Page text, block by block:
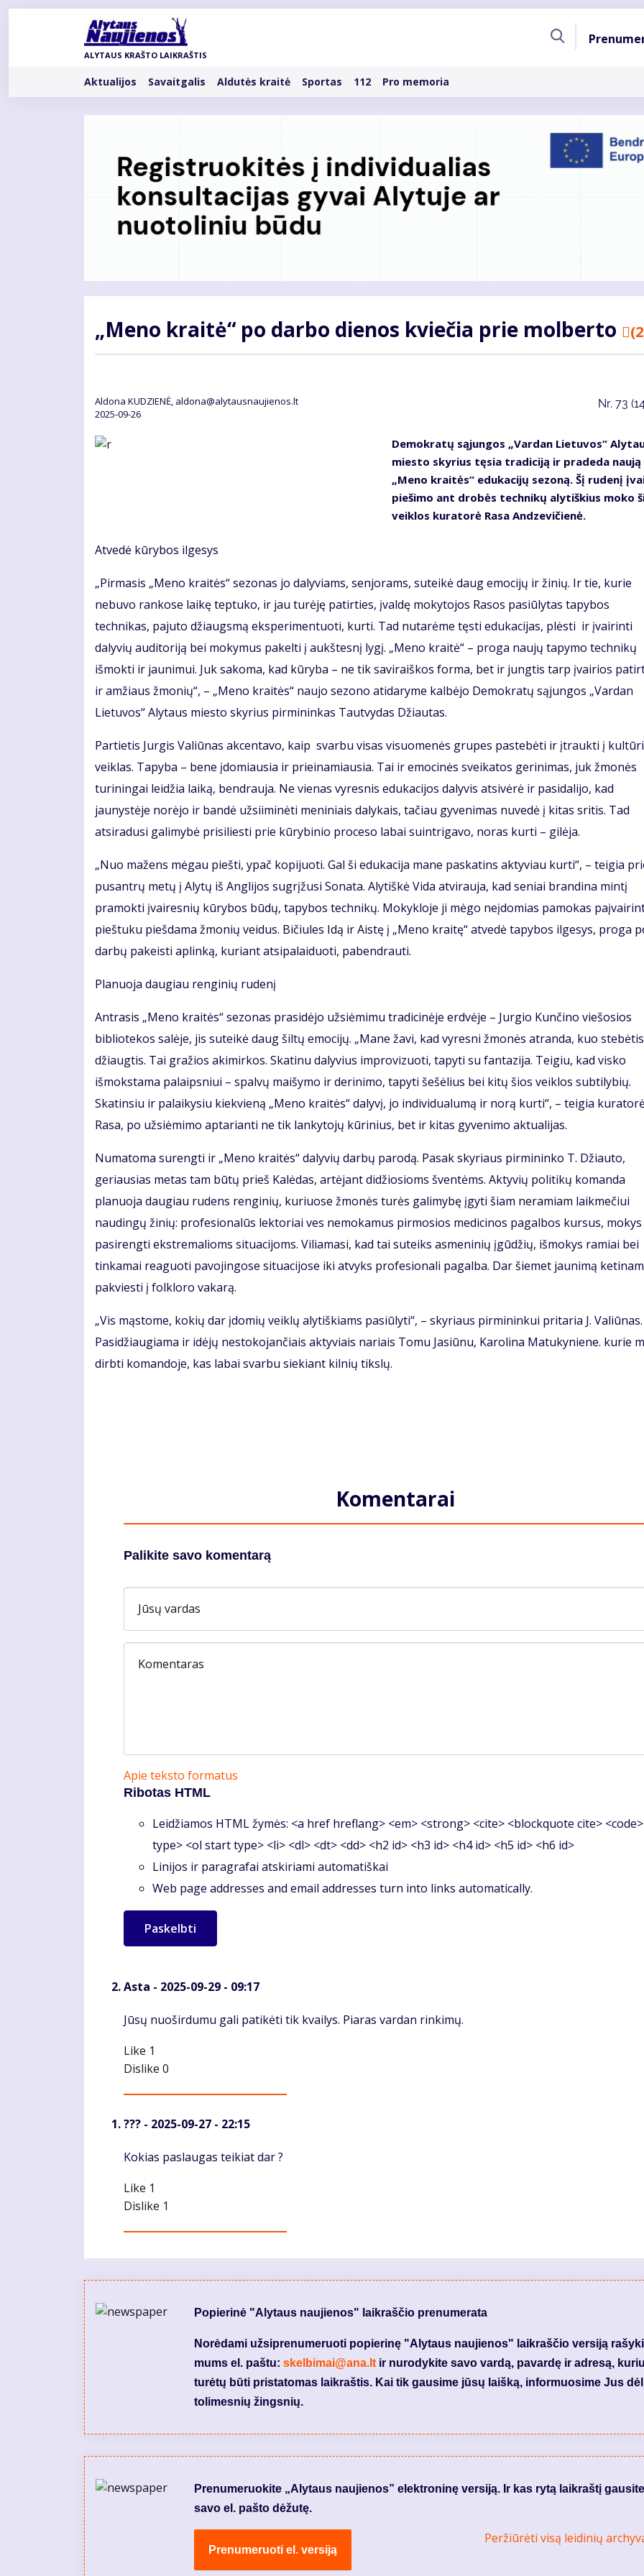
Pereiti
ALYTAUS KRAŠTO LAIKRAŠTIS
Rubrikos
Aktualijos Savaitgalis Aldutės kraitė Sportas 112 Pro memoria
„Meno kraitė“ po darbo dienos kviečia prie molberto
Aldona KUDZIENĖ, aldona@alytausnaujienos.lt
2025-09-26
Nr. 73
Demokratų sąjungos „Vardan Lietuvos“
miesto skyrius tęsia tradiciją ir pradeda naują
„Meno kraitės“ edukacijų sezoną. Šį rudenį
piešimo ant drobės technikų alytiškius moko
veiklos kuratorė Rasa Andzevičienė.
Atvedė kūrybos ilgesys
„Pirmasis „Meno kraitės“ sezonas jo dalyviams, senjorams, suteikė daug emocijų ir žinių. Ir tie, kurie
nebuvo rankose laikę teptuko, ir jau turėję patirties, įvaldę mokytojos Rasos pasiūlytas tapybos
technikas, pajuto džiaugsmą eksperimentuoti, kurti. Tad nutarėme tęsti edukacijas, plėsti ir įvairinti
dalyvių auditoriją bei mokymus pakelti į aukštesnį lygį. „Meno kraitė“ – proga naujų tapymo technikų
išmokti ir jaunimui. Juk sakoma, kad kūryba – ne tik saviraiškos forma, bet ir jungtis tarp įvairios
ir amžiaus žmonių“, – „Meno kraitės“ naujo sezono atidaryme kalbėjo Demokratų sąjungos „Vardan
Lietuvos“ Alytaus miesto skyrius pirmininkas Tautvydas Džiautas.
Partietis Jurgis Valiūnas akcentavo, kaip svarbu visas visuomenės grupes pastebėti ir įtraukti į
veiklas. Tapyba – bene įdomiausia ir prieinamiausia. Tai ir emocinės sveikatos gerinimas, juk žmonės
turiningai leidžia laiką, bendrauja. Ne vienas vyresnis edukacijos dalyvis atsivėrė ir pasidalijo, kad
jaunystėje norėjo ir bandė užsiiminėti meniniais dalykais, tačiau gyvenimas nuvedė į kitas sritis. Tad
atsiradusi galimybė prisiliesti prie kūrybinio proceso labai suintrigavo, noras kurti – gilėja.
„Nuo mažens mėgau piešti, ypač kopijuoti. Gal ši edukacija mane paskatins aktyviau kurti“, – teigia
pusantrų metų į Alytų iš Anglijos sugrįžusi Sonata. Alytiškė Vida atvirauja, kad seniai brandina mintį
pramokti įvairesnių kūrybos būdų, tapybos technikų. Mokykloje ji mėgo neįdomias pamokas
pieštuku piešdama žmonių veidus. Bičiules Idą ir Aistę į „Meno kraitę“ atvedė tapybos ilgesys, proga
darbų pakeisti aplinką, kuriant atsipalaiduoti, pabendrauti.
Planuoja daugiau renginių rudenį
Antrasis „Meno kraitės“ sezonas prasidėjo užsiėmimu tradicinėje erdvėje – Jurgio Kunčino viešosios
bibliotekos salėje, jis suteikė daug šiltų emocijų. „Mane žavi, kad vyresni žmonės atranda, kuo
džiaugtis. Tai gražios akimirkos. Skatinu dalyvius improvizuoti, tapyti su fantazija. Teigiu, kad visko
išmokstama palaipsniui – spalvų maišymo ir derinimo, tapyti šešėlius bei kitų šios veiklos subtilybių.
Skatinsiu ir palaikysiu kiekvieną „Meno kraitės“ dalyvį, jo individualumą ir norą kurti“, – teigia
Rasa, po užsiėmimo aptarianti ne tik lankytojų kūrinius, bet ir kitas gyvenimo aktualijas.
Numatoma surengti ir „Meno kraitės“ dalyvių darbų parodą. Pasak skyriaus pirmininko T. Džiauto,
geriausias metas tam būtų prieš Kalėdas, artėjant didžiosioms šventėms. Aktyvių politikų komanda
planuoja daugiau rudens renginių, kuriuose žmonės turės galimybę įgyti šiam neramiam laikmečiui
naudingų žinių: profesionalūs lektoriai ves nemokamus pirmosios medicinos pagalbos kursus, mokys
pasirengti ekstremalioms situacijoms. Viliamasi, kad tai suteiks asmeninių įgūdžių, išmokys ramiai bei
tinkamai reaguoti pavojingose situacijose iki atvyks profesionali pagalba. Dar šiemet jaunimą
pakviesti į folkloro vakarą.
„Vis mąstome, kokių dar įdomių veiklų alytiškiams pasiūlyti“, – skyriaus pirmininkui pritaria J. Valiūnas.
Pasidžiaugiama ir idėjų nestokojančiais aktyviais nariais Tomu Jasiūnu, Karolina Matukyniene. kurie
dirbti komandoje, kas labai svarbu siekiant kilnių tikslų.
Komentarai
Palikite savo komentarą
Jūsų vardas
Komentaras
Apie teksto formatus
Ribotas HTML
Leidžiamos HTML žymės: <a href hreflang> <em> <strong> <cite> <blockquote cite>
type> <ol start type> <li> <dl> <dt> <dd> <h2 id> <h3 id> <h4 id> <h5 id> <h6 id>
Linijos ir paragrafai atskiriami automatiškai
Web page addresses and email addresses turn into links automatically.
Asta - 2025-09-29 - 09:17
Komentaras
Jūsų nuoširdumu gali patikėti tik kvailys. Piaras vardan rinkimų.
Like 1
Dislike 0
??? - 2025-09-27 - 22:15
Komentaras
Kokias paslaugas teikiat dar ?
Like 1
Dislike 1
Popierinė "Alytaus naujienos" laikraščio prenumerata
Norėdami užsiprenumeruoti popierinę "Alytaus naujienos" laikraščio versiją
mums el. paštu:skelbimai@ana.lt ir nurodykite savo vardą, pavardę ir adresą,
turėtų būti pristatomas laikraštis. Kai tik gausime jūsų laišką, informuosime Jus dėl
tolimesnių žingsnių.
Prenumeruokite „Alytaus naujienos” elektroninę versiją. Ir kas rytą laikraštį
savo el. pašto dėžutę.
Prenumeruoti el. versiją
Peržiūrėti visą leidinių